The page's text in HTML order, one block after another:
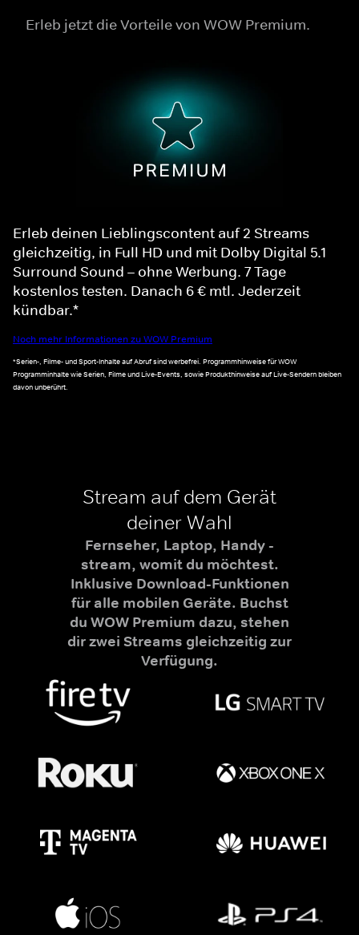
Erleb jetzt die Vorteile von WOW Premium.
Erleb deinen Lieblingscontent auf 2 Streams
gleichzeitig, in Full HD und mit Dolby Digital 5.1
Surround Sound – ohne Werbung. 7 Tage
kostenlos testen. Danach 6 € mtl. Jederzeit
kündbar.*
Noch mehr Informationen zu WOW Premium
*Serien-, Filme- und Sport-Inhalte auf Abruf sind werbefrei. Programmhinweise für WOW
Programminhalte wie Serien, Filme und Live-Events, sowie Produkthinweise auf Live-Sendern bleiben
davon unberührt.
Stream auf dem Gerät
deiner Wahl
Fernseher, Laptop, Handy -
stream, womit du möchtest.
Inklusive Download-Funktionen
für alle mobilen Geräte. Buchst
du WOW Premium dazu, stehen
dir zwei Streams gleichzeitig zur
Verfügung.